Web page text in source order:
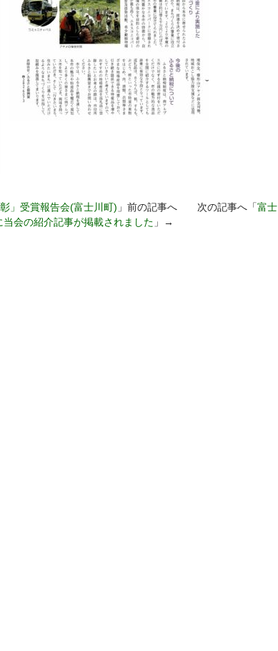
」受賞報告会(富士川町) 」前の記事へ 次の記事へ「富士
当会の紹介記事が掲載されました 」→